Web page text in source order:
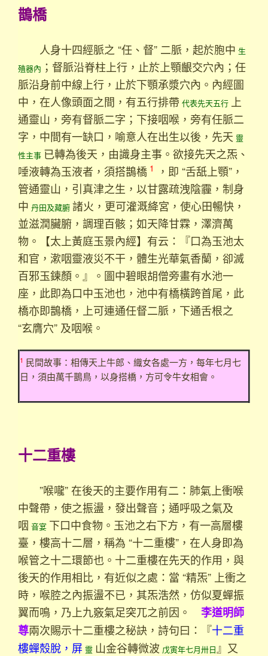
鵲橋
人身十四經脈之 “任、督” 二脈，起於胞中 生
殖器內 ；督脈沿脊柱上行，止於上顎齦交穴內；任
脈沿身前中線上行，止於下顎承漿穴內。內經圖
中，在人像頭面之間，有五行排帶 代表先天五行 上
通靈山，旁有督脈二字；下接咽喉，旁有任脈二
字，中間有一缺口，喻意人在出生以後，先天 靈
性主事 已轉為後天，由識身主事。欲接先天之炁、
唾液轉為玉液者，須搭鵲橋 1
，即 “舌舐上顎”，
管通靈山，引真津之生，以甘露疏洩陰霾，制身
中 丹田及藏腑 諸火，更可灌溉絳宮，使心田暢快，
並滋潤臟腑，調理百骸；如天降甘霖，澤濟萬
物。【太上黃庭玉景內經】有云：『口為玉池太
和官，漱咽靈液災不干，體生光華氣香蘭，卻滅
百邪玉鍊顏。』。圖中碧眼胡僧旁畫有水池一
座，此即為口中玉池也，池中有橋橫跨首尾，此
橋亦即鵲橋，上可連通任督二脈，下通舌根之
“玄膺穴” 及咽喉。
1 民間故事：相傳天上牛郎、織女各處一方，每年七月七
日，須由萬千鵲鳥，以身搭橋，方可令牛女相會。
十二重樓
”喉嚨” 在後天的主要作用有二：肺氣上衝喉
中聲帶，使之振盪，發出聲音；通呼吸之氣及
咽 音宴 下口中食物。玉池之右下方，有一高層樓
臺，樓高十二層，稱為 “十二重樓”，在人身即為
喉管之十二環節也。十二重樓在先天的作用，與
後天的作用相比，有近似之處：當 “精炁” 上衝之
時，喉腔之內振盪不已，其炁浩然，仿似夏蟬振
翼而鳴，乃上九竅氣足突兀之前因。 李道明師
尊兩次賜示十二重樓之秘訣，詩句曰：『十二重
樓蟬殼脫，屏 靈 山金谷轉微波 戊寅年七月卅日 』又